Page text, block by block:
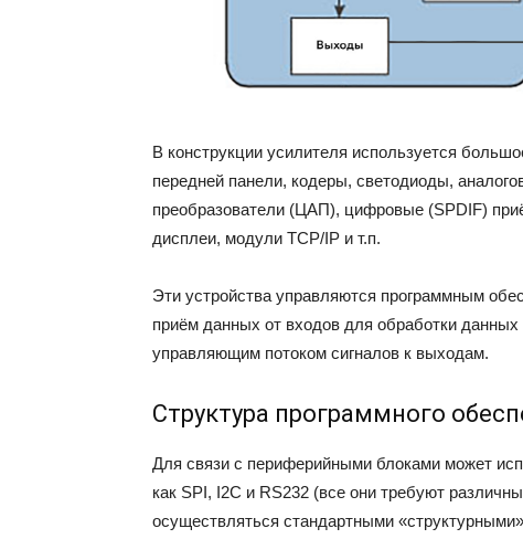
В конструкции усилителя используется
передней панели, кодеры, светодиоды,
преобразователи (ЦАП), цифровые (SPDIF)
дисплеи, модули TCP/IP и т.п.
Эти устройства управляются программным
приём данных от входов для обработки
управляющим потоком сигналов к выходам.
Структура программного
Для связи с периферийными блоками может
как SPI, I2C и RS232 (все они требуют
осуществляться стандартными